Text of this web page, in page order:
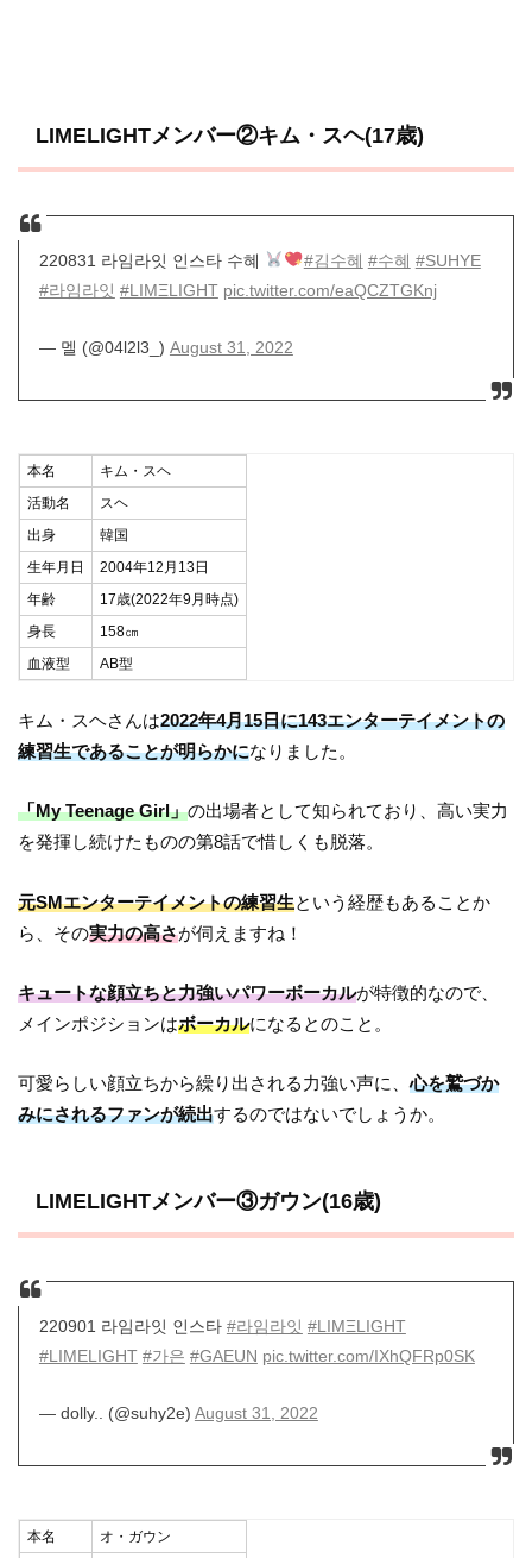
LIMELIGHTメンバー②キム・スヘ(17歳)
220831 라임라잇 인스타 수혜 #김수혜 #수혜 #SUHYE
#라임라잇 #LIMΞLIGHT pic.twitter.com/eaQCZTGKnj
— 멜 (@04l2l3_) August 31, 2022
本名
キム・スヘ
活動名
スヘ
出身
韓国
生年月日
2004年12月13日
年齢
17歳(2022年9月時点)
身長
158㎝
血液型
AB型
キム・スヘさんは2022年4月15日に143エンターテイメントの
練習生であることが明らかになりました。
「My Teenage Girl」の出場者として知られており、高い実力
を発揮し続けたものの第8話で惜しくも脱落。
元SMエンターテイメントの練習生という経歴もあることか
ら、その実力の高さが伺えますね！
キュートな顔立ちと力強いパワーボーカルが特徴的なので、
メインポジションはボーカルになるとのこと。
可愛らしい顔立ちから繰り出される力強い声に、心を鷲づか
みにされるファンが続出するのではないでしょうか。
LIMELIGHTメンバー③ガウン(16歳)
220901 라임라잇 인스타 #라임라잇 #LIMΞLIGHT
#LIMELIGHT #가은 #GAEUN pic.twitter.com/IXhQFRp0SK
— dolly.. (@suhy2e) August 31, 2022
本名
オ・ガウン